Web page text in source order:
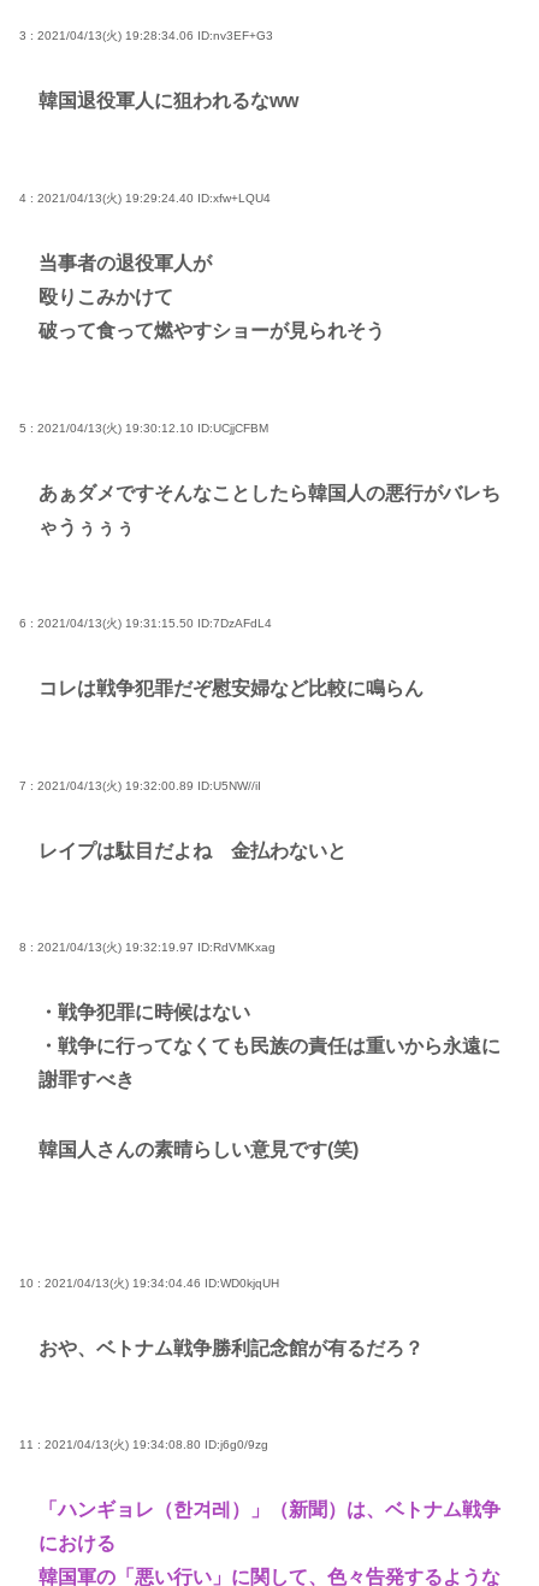
3 : 2021/04/13(火) 19:28:34.06 ID:nv3EF+G3
韓国退役軍人に狙われるなww
4 : 2021/04/13(火) 19:29:24.40 ID:xfw+LQU4
当事者の退役軍人が
殴りこみかけて
破って食って燃やすショーが見られそう
5 : 2021/04/13(火) 19:30:12.10 ID:UCjjCFBM
あぁダメですそんなことしたら韓国人の悪行がバレち
ゃうぅぅぅ
6 : 2021/04/13(火) 19:31:15.50 ID:7DzAFdL4
コレは戦争犯罪だぞ慰安婦など比較に鳴らん
7 : 2021/04/13(火) 19:32:00.89 ID:U5NW//iI
レイプは駄目だよね 金払わないと
8 : 2021/04/13(火) 19:32:19.97 ID:RdVMKxag
・戦争犯罪に時候はない
・戦争に行ってなくても民族の責任は重いから永遠に
謝罪すべき
韓国人さんの素晴らしい意見です(笑)
10 : 2021/04/13(火) 19:34:04.46 ID:WD0kjqUH
おや、ベトナム戦争勝利記念館が有るだろ？
11 : 2021/04/13(火) 19:34:08.80 ID:j6g0/9zg
「ハンギョレ（한겨레）」（新聞）は、ベトナム戦争
における
韓国軍の「悪い行い」に関して、色々告発するような